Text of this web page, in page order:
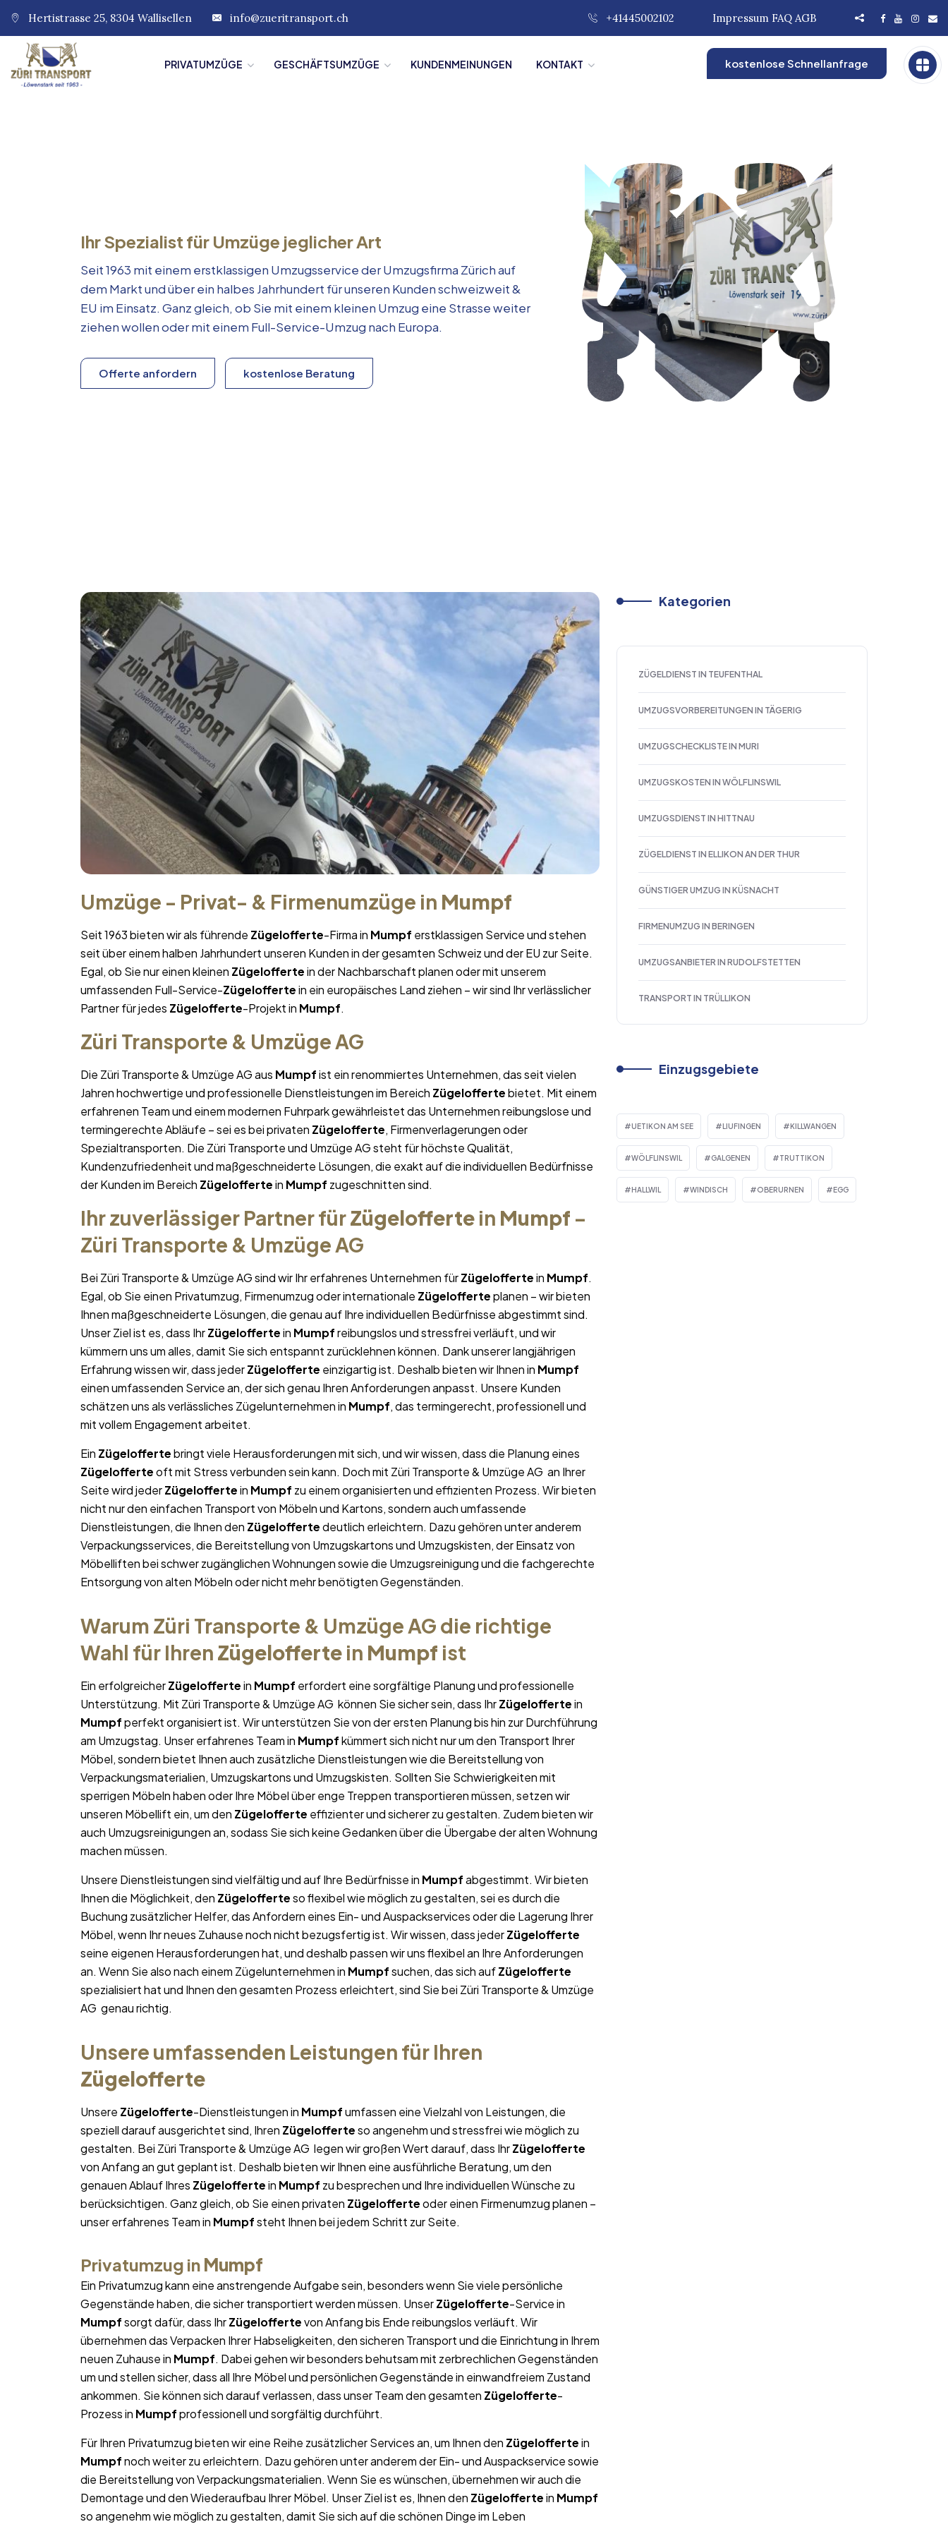
Hertistrasse 25, 8304 Wallisellen info@zueritransport.ch +41445002102 Impressum FAQ AGB
PRIVATUMZÜGE GESCHÄFTSUMZÜGE KUNDENMEINUNGEN KONTAKT kostenlose Schnellanfrage
Ihr Spezialist für Umzüge jeglicher Art
Seit 1963 mit einem erstklassigen Umzugsservice der Umzugsfirma Zürich auf
dem Markt und über ein halbes Jahrhundert für unseren Kunden schweizweit &
EU im Einsatz. Ganz gleich, ob Sie mit einem kleinen Umzug eine Strasse weiter
ziehen wollen oder mit einem Full-Service-Umzug nach Europa.
Offerte anfordern kostenlose Beratung
Umzüge - Privat- & Firmenumzüge in Mumpf
Seit 1963 bieten wir als führende Zügelofferte-Firma in Mumpf erstklassigen Service und stehen
seit über einem halben Jahrhundert unseren Kunden in der gesamten Schweiz und der EU zur Seite.
Egal, ob Sie nur einen kleinen Zügeloffertein der Nachbarschaft planen oder mit unserem
umfassenden Full-Service-Zügeloffertein ein europäisches Land ziehen – wir sind Ihr verlässlicher
Partner für jedes Zügelofferte-Projekt in Mumpf.
Züri Transporte & Umzüge AG
Die Züri Transporte & Umzüge AG aus Mumpfist ein renommiertes Unternehmen, das seit vielen
Jahren hochwertige und professionelle Dienstleistungen im Bereich Zügeloffertebietet. Mit einem
erfahrenen Team und einem modernen Fuhrpark gewährleistet das Unternehmen reibungslose und
termingerechte Abläufe – sei es bei privaten Zügelofferte, Firmenverlagerungen oder
Spezialtransporten. Die Züri Transporte und Umzüge AG steht für höchste Qualität,
Kundenzufriedenheit und maßgeschneiderte Lösungen, die exakt auf die individuellen Bedürfnisse
der Kunden im Bereich Zügeloffertein Mumpf zugeschnitten sind.
Ihr zuverlässiger Partner fürZügelofferte in Mumpf –
Züri Transporte & Umzüge AG
Bei Züri Transporte & Umzüge AG sind wir Ihr erfahrenes Unternehmen fürZügeloffertein Mumpf.
Egal, ob Sie einen Privatumzug, Firmenumzug oder internationale Zügelofferteplanen – wir bieten
Ihnen maßgeschneiderte Lösungen, die genau auf Ihre individuellen Bedürfnisse abgestimmt sind.
Unser Ziel ist es, dass IhrZügeloffertein Mumpfreibungslos und stressfrei verläuft, und wir
kümmern uns um alles, damit Sie sich entspannt zurücklehnen können. Dank unserer langjährigen
Erfahrung wissen wir, dass jederZügelofferte einzigartig ist. Deshalb bieten wir Ihnen in Mumpf
einen umfassenden Service an, der sich genau Ihren Anforderungen anpasst. Unsere Kunden
schätzen uns als verlässliches Zügelunternehmen in Mumpf, das termingerecht, professionell und
mit vollem Engagement arbeitet.
Ein Zügeloffertebringt viele Herausforderungen mit sich, und wir wissen, dass die Planung eines
Zügelofferteoft mit Stress verbunden sein kann. Doch mit Züri Transporte & Umzüge AG an Ihrer
Seite wird jederZügeloffertein Mumpf zu einem organisierten und effizienten Prozess. Wir bieten
nicht nur den einfachen Transport von Möbeln und Kartons, sondern auch umfassende
Dienstleistungen, die Ihnen den Zügeloffertedeutlich erleichtern. Dazu gehören unter anderem
Verpackungsservices, die Bereitstellung von Umzugskartons und Umzugskisten, der Einsatz von
Möbelliften bei schwer zugänglichen Wohnungen sowie die Umzugsreinigung und die fachgerechte
Entsorgung von alten Möbeln oder nicht mehr benötigten Gegenständen.
Warum Züri Transporte & Umzüge AG die richtige
Wahl für Ihren Zügelofferte in Mumpf ist
Ein erfolgreicherZügeloffertein Mumpf erfordert eine sorgfältige Planung und professionelle
Unterstützung. Mit Züri Transporte & Umzüge AG können Sie sicher sein, dass IhrZügeloffertein
Mumpfperfekt organisiert ist. Wir unterstützen Sie von der ersten Planung bis hin zur Durchführung
am Umzugstag. Unser erfahrenes Team in Mumpfkümmert sich nicht nur um den Transport Ihrer
Möbel, sondern bietet Ihnen auch zusätzliche Dienstleistungen wie die Bereitstellung von
Verpackungsmaterialien, Umzugskartons und Umzugskisten. Sollten Sie Schwierigkeiten mit
sperrigen Möbeln haben oder Ihre Möbel über enge Treppen transportieren müssen, setzen wir
unseren Möbellift ein, um den Zügelofferte effizienter und sicherer zu gestalten. Zudem bieten wir
auch Umzugsreinigungen an, sodass Sie sich keine Gedanken über die Übergabe der alten Wohnung
machen müssen.
Unsere Dienstleistungen sind vielfältig und auf Ihre Bedürfnisse in Mumpfabgestimmt. Wir bieten
Ihnen die Möglichkeit, den Zügelofferteso flexibel wie möglich zu gestalten, sei es durch die
Buchung zusätzlicher Helfer, das Anfordern eines Ein- und Auspackservices oder die Lagerung Ihrer
Möbel, wenn Ihr neues Zuhause noch nicht bezugsfertig ist. Wir wissen, dass jederZügelofferte
seine eigenen Herausforderungen hat, und deshalb passen wir uns flexibel an Ihre Anforderungen
an. Wenn Sie also nach einem Zügelunternehmen in Mumpfsuchen, das sich aufZügelofferte
spezialisiert hat und Ihnen den gesamten Prozess erleichtert, sind Sie bei Züri Transporte & Umzüge
AG genau richtig.
Unsere umfassenden Leistungen für Ihren
Zügelofferte
Unsere Zügelofferte-Dienstleistungen in Mumpfumfassen eine Vielzahl von Leistungen, die
speziell darauf ausgerichtet sind, Ihren Zügelofferteso angenehm und stressfrei wie möglich zu
gestalten. Bei Züri Transporte & Umzüge AG legen wir großen Wert darauf, dass IhrZügelofferte
von Anfang an gut geplant ist. Deshalb bieten wir Ihnen eine ausführliche Beratung, um den
genauen Ablauf Ihres Zügeloffertein Mumpf zu besprechen und Ihre individuellen Wünsche zu
berücksichtigen. Ganz gleich, ob Sie einen privaten Zügelofferteoder einen Firmenumzug planen –
unser erfahrenes Team in Mumpfsteht Ihnen bei jedem Schritt zur Seite.
Privatumzug in Mumpf
Ein Privatumzug kann eine anstrengende Aufgabe sein, besonders wenn Sie viele persönliche
Gegenstände haben, die sicher transportiert werden müssen. UnserZügelofferte-Service in
Mumpfsorgt dafür, dass IhrZügeloffertevon Anfang bis Ende reibungslos verläuft. Wir
übernehmen das Verpacken Ihrer Habseligkeiten, den sicheren Transport und die Einrichtung in Ihrem
neuen Zuhause in Mumpf. Dabei gehen wir besonders behutsam mit zerbrechlichen Gegenständen
um und stellen sicher, dass all Ihre Möbel und persönlichen Gegenstände in einwandfreiem Zustand
ankommen. Sie können sich darauf verlassen, dass unser Team den gesamten Zügelofferte-
Prozess in Mumpfprofessionell und sorgfältig durchführt.
Für Ihren Privatumzug bieten wir eine Reihe zusätzlicher Services an, um Ihnen den Zügeloffertein
Mumpfnoch weiter zu erleichtern. Dazu gehören unter anderem der Ein- und Auspackservice sowie
die Bereitstellung von Verpackungsmaterialien. Wenn Sie es wünschen, übernehmen wir auch die
Demontage und den Wiederaufbau Ihrer Möbel. Unser Ziel ist es, Ihnen den Zügeloffertein Mumpf
so angenehm wie möglich zu gestalten, damit Sie sich auf die schönen Dinge im Leben
Kategorien
ZÜGELDIENST IN TEUFENTHAL
UMZUGSVORBEREITUNGEN IN TÄGERIG
UMZUGSCHECKLISTE IN MURI
UMZUGSKOSTEN IN WÖLFLINSWIL
UMZUGSDIENST IN HITTNAU
ZÜGELDIENST IN ELLIKON AN DER THUR
GÜNSTIGER UMZUG IN KÜSNACHT
FIRMENUMZUG IN BERINGEN
UMZUGSANBIETER IN RUDOLFSTETTEN
TRANSPORT IN TRÜLLIKON
Einzugsgebiete
UETIKON AM SEE LIUFINGEN KILLWANGEN
WÖLFLINSWIL GALGENEN TRUTTIKON
HALLWIL WINDISCH OBERURNEN EGG